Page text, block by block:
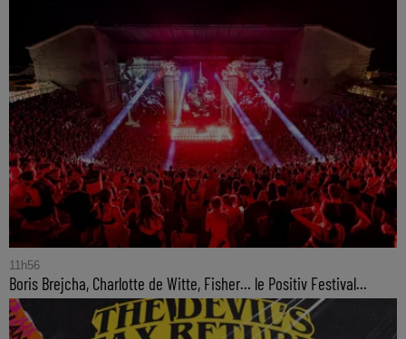
11h56
Boris Brejcha, Charlotte de Witte, Fisher… le Positiv Festival...